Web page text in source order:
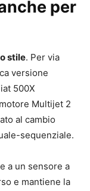
per
stile. Per via
versione
500X
Multijet 2
al cambio
sequenziale.
a un sensore a
e mantiene la